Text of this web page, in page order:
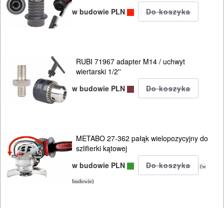
w budowie PLN
RUBI 71967 adapter M14 / uchwyt
wiertarski 1/2''
w budowie PLN
METABO 27-362 pałąk wielopozycyjny do
szlifierki kątowej
w budowie PLN
(w
budowie)